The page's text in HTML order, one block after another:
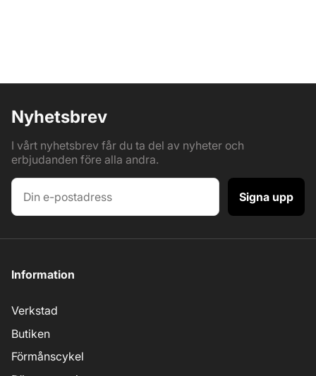
Nyhetsbrev
I vårt nyhetsbrev får du ta del av nyheter och
erbjudanden före alla andra.
Signa upp
Information
Verkstad
Butiken
Förmånscykel